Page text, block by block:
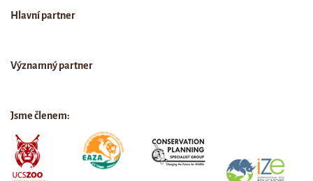
Hlavní partner
Významný partner
Jsme členem: